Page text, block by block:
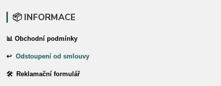
📦 INFORMACE
📊 Obchodní podmínky
↩Odstoupení od smlouvy
🛠 Reklamační formulář